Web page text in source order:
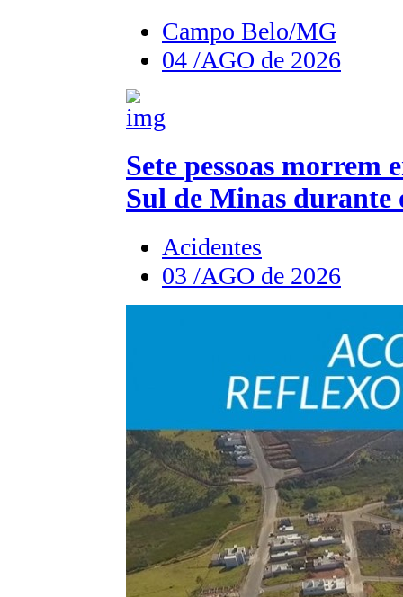
Campo Belo/MG
04 /AGO de 2026
Sete pessoas morrem
Sul de Minas durante
Acidentes
03 /AGO de 2026